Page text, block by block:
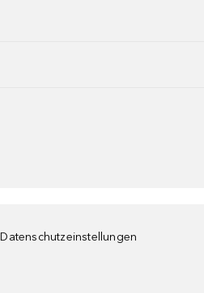
Datenschutzeinstellungen